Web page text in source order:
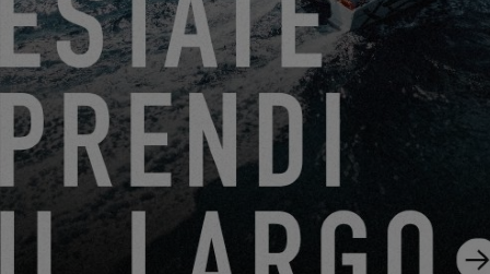
1500 Marina Bay Drive, Pier 4
Clear Lake Shores, Stati Uniti
PRENDERE UN APPUNTAMENTO